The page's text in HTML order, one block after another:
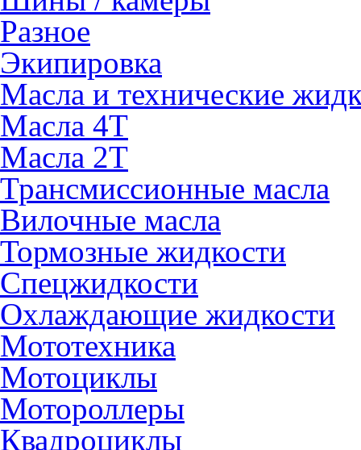
Разное
Экипировка
Масла и технические
Масла 4Т
Масла 2Т
Трансмиссионные масла
Вилочные масла
Тормозные жидкости
Спецжидкости
Охлаждающие жидкости
Мототехника
Мотоциклы
Мотороллеры
Квадроциклы